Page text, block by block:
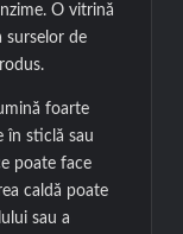
O vitrină
surselor de
foarte
în sticlă sau
poate face
caldă poate
sau a